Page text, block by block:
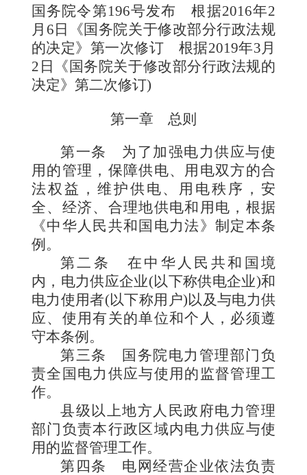
国务院令第196号发布 根据2016年2
月6日《国务院关于修改部分行政法规
的决定》第一次修订 根据2019年3月
2日《国务院关于修改部分行政法规的
决定》第二次修订)
第一章 总则
第一条 为了加强电力供应与使
用的管理，保障供电、用电双方的合
法权益，维护供电、用电秩序，安
全、经济、合理地供电和用电，根据
《中华人民共和国电力法》制定本条
例。
第二条 在中华人民共和国境
内，电力供应企业(以下称供电企业)和
电力使用者(以下称用户)以及与电力供
应、使用有关的单位和个人，必须遵
守本条例。
第三条
国务院电力管理部门负
责全国电力供应与使用的监督管理工
作。
县级以上地方人民政府电力管理
部门负责本行政区域内电力供应与使
用的监督管理工作。
第四条 电网经营企业依法负责